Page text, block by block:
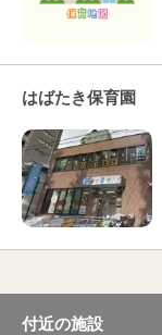
はばたき保育園
付近の施設